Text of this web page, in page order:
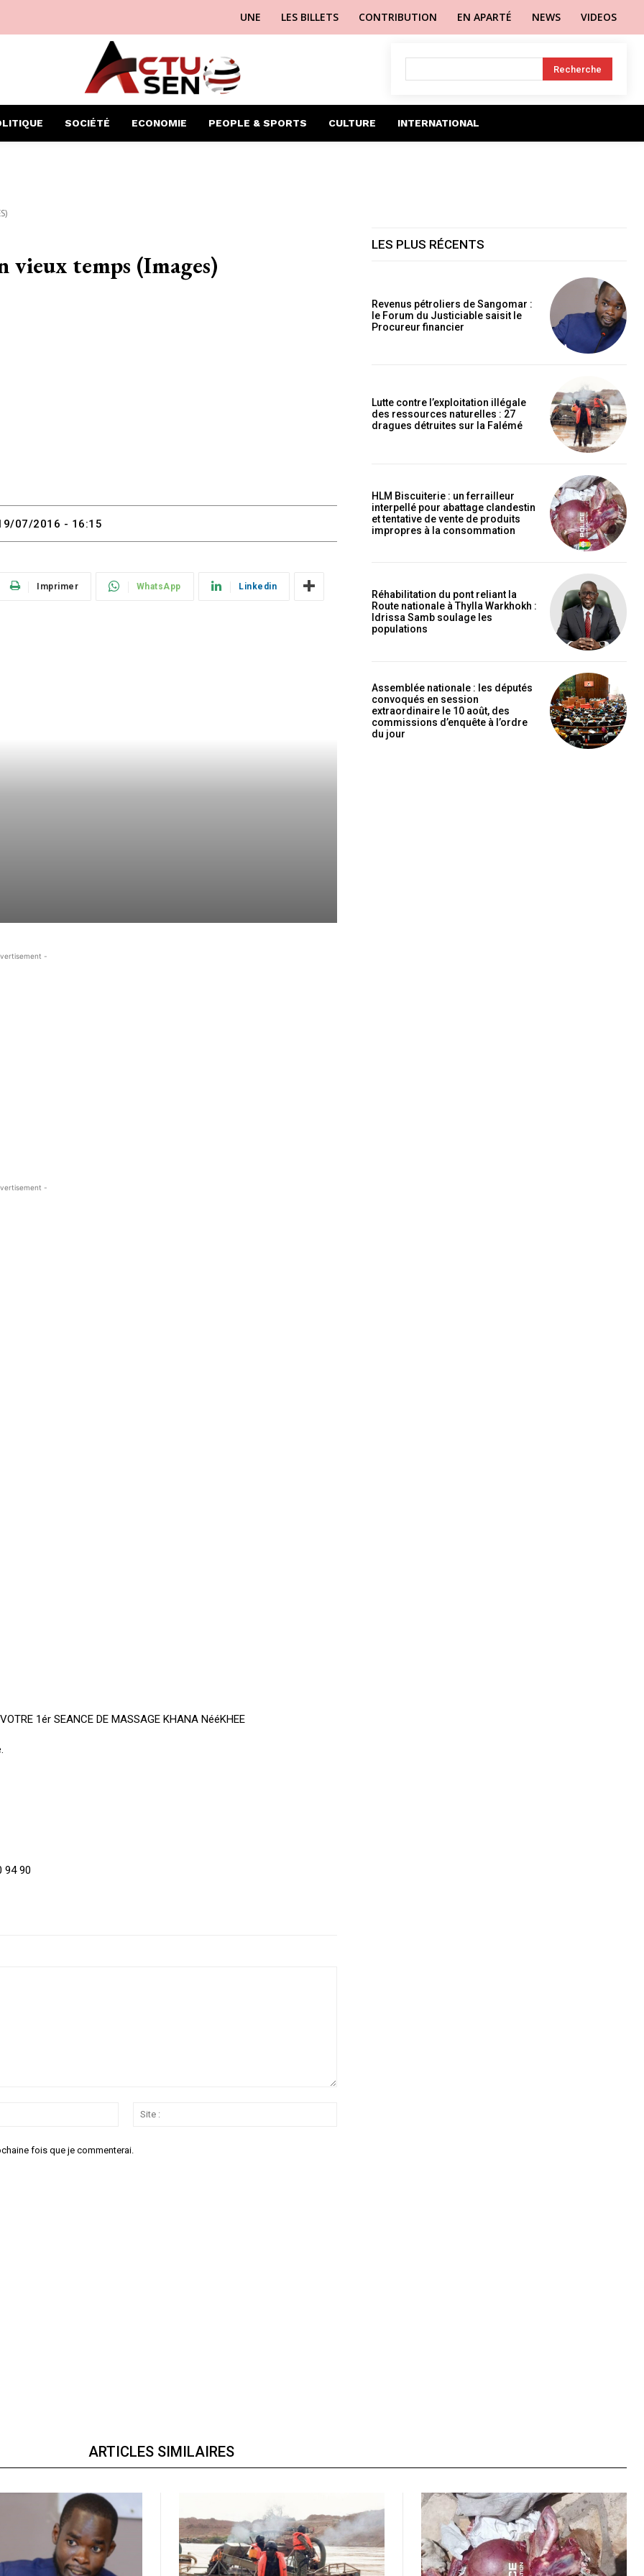
UNE LES BILLETS CONTRIBUTION EN APARTÉ NEWS VIDEOS
Recherche
SOCIÉTÉ ECONOMIE PEOPLE & SPORTS CULTURE INTERNATIONAL
vieux temps (Images)
07/2016 - 16:15
Imprimer WhatsApp Linkedin
-
-
1ér SEANCE DE MASSAGE KHANA NééKHEE
94 90
Email
fois que je commenterai.
LES PLUS RÉCENTS
Revenus pétroliers de Sangomar :
le Forum du Justiciable saisit le
Procureur financier
Lutte contre l’exploitation illégale
des ressources naturelles : 27
dragues détruites sur la Falémé
HLM Biscuiterie : un ferrailleur
interpellé pour abattage clandestin
et tentative de vente de produits
impropres à la consommation
Réhabilitation du pont reliant la
Route nationale à Thylla Warkhokh :
Idrissa Samb soulage les
populations
Assemblée nationale : les députés
convoqués en session
extraordinaire le 10 août, des
commissions d’enquête à l’ordre
du jour
ARTICLES SIMILAIRES